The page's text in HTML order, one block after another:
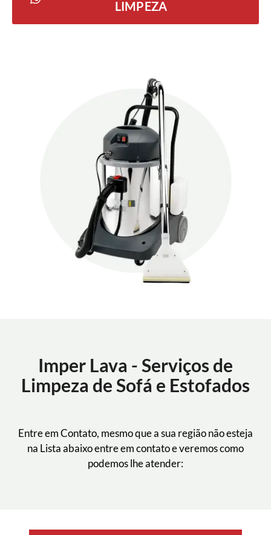
LIMPEZA
Imper Lava - Serviços de
Limpeza de Sofá e Estofados
Entre em Contato, mesmo que a sua região não esteja
na Lista abaixo entre em contato e veremos como
podemos lhe atender: